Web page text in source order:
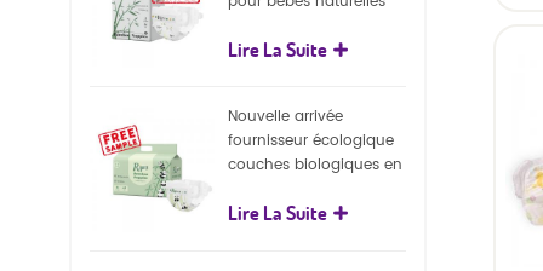
écologiques
Lire La Suite
Nouvelle arrivée
fournisseur écologique
couches biologiques en
biodégradables pour
Lire La Suite